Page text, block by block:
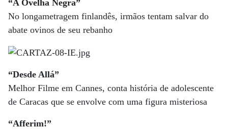
“A Ovelha Negra”
No longametragem finlandês, irmãos tentam salvar do
abate ovinos de seu rebanho
“Desde Allá”
Melhor Filme em Cannes, conta história de adolescente
de Caracas que se envolve com uma figura misteriosa
“Afferim!”